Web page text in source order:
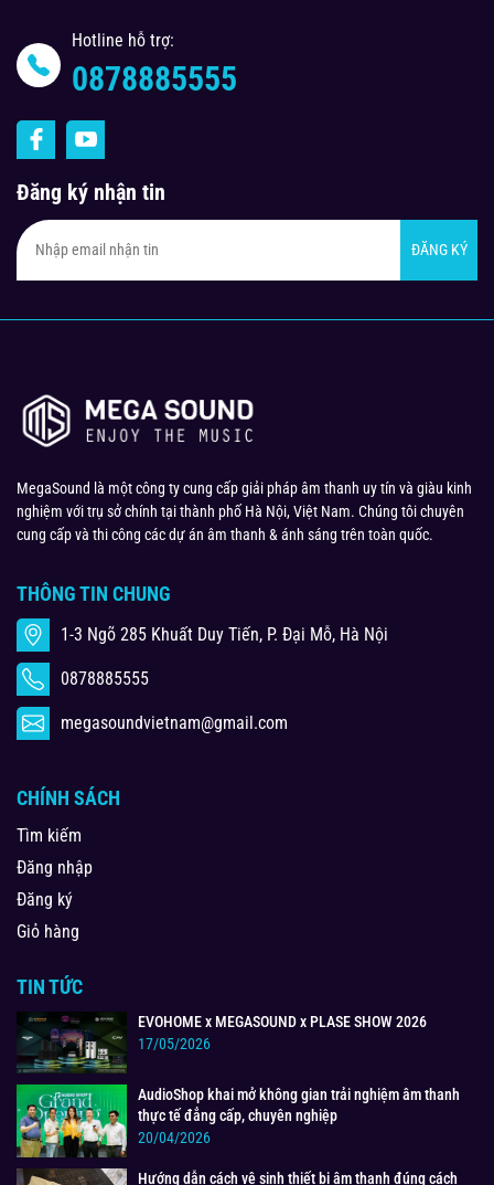
Hotline hỗ trợ:
0878885555
Đăng ký nhận tin
ĐĂNG KÝ
MegaSound là một công ty cung cấp giải pháp âm thanh uy tín và giàu kinh
nghiệm với trụ sở chính tại thành phố Hà Nội, Việt Nam. Chúng tôi chuyên
cung cấp và thi công các dự án âm thanh & ánh sáng trên toàn quốc.
THÔNG TIN CHUNG
1-3 Ngõ 285 Khuất Duy Tiến, P. Đại Mỗ, Hà Nội
0878885555
megasoundvietnam@gmail.com
CHÍNH SÁCH
Tìm kiếm
Đăng nhập
Đăng ký
Giỏ hàng
TIN TỨC
EVOHOME x MEGASOUND x PLASE SHOW 2026
17/05/2026
AudioShop khai mở không gian trải nghiệm âm thanh
thực tế đẳng cấp, chuyên nghiệp
20/04/2026
Hướng dẫn cách vệ sinh thiết bị âm thanh đúng cách